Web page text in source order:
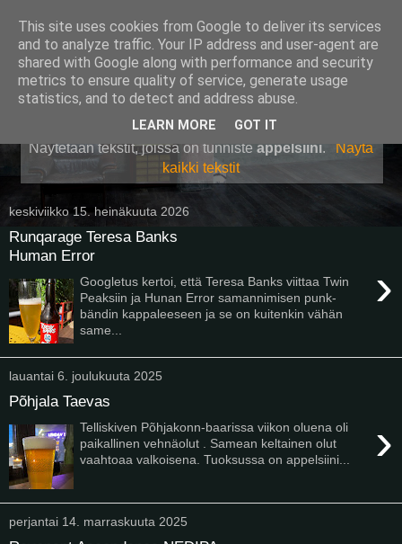
Pullollinen
Näytetään tekstit, joissa on tunnisteappelsiini.
Näytä
kaikki tekstit
keskiviikko 15. heinäkuuta 2026
Runqarage Teresa Banks
Human Error
›
Googletus kertoi, että Teresa Banks viittaa Twin
Peaksiin ja Hunan Error samannimisen punk-
bändin kappaleeseen ja se on kuitenkin vähän
same...
lauantai 6. joulukuuta 2025
Põhjala Taevas
›
Telliskiven Põhjakonn-baarissa viikon oluena oli
paikallinen vehnäolut . Samean keltainen olut
vaahtoaa valkoisena. Tuoksussa on appelsiini...
perjantai 14. marraskuuta 2025
This site uses cookies from Google to deliver its services
and to analyze traffic. Your IP address and user-agent are
shared with Google along with performance and security
metrics to ensure quality of service, generate usage
statistics, and to detect and address abuse.
LEARN MORE GOT IT